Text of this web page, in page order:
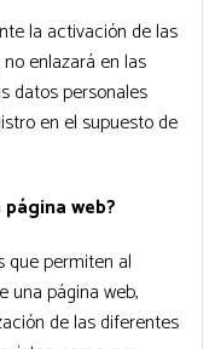
la activación de las
enlazará en las
datos personales
en el supuesto de
web?
que permiten al
una página web,
de las diferentes